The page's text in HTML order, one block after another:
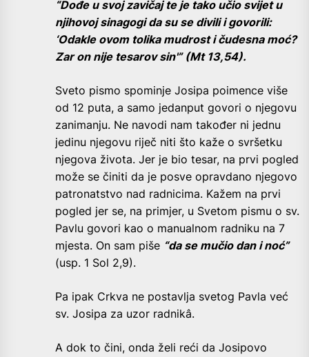
“Dođe u svoj zavičaj te je tako učio svijet u
njihovoj sinagogi da su se divili i govorili:
‘Odakle ovom tolika mudrost i čudesna moć?
Zar on nije tesarov sin'” (Mt 13,54).
Sveto pismo spominje Josipa poimence više
od 12 puta, a samo jedanput govori o njegovu
zanimanju. Ne navodi nam također ni jednu
jedinu njegovu riječ niti što kaže o svršetku
njegova života. Jer je bio tesar, na prvi pogled
može se činiti da je posve opravdano njegovo
patronatstvo nad radnicima. Kažem na prvi
pogled jer se, na primjer, u Svetom pismu o sv.
Pavlu govori kao o manualnom radniku na 7
mjesta. On sam piše “da se mučio dan i noć”
(usp. 1 Sol 2,9).
Pa ipak Crkva ne postavlja svetog Pavla već
sv. Josipa za uzor radnikâ.
A dok to čini, onda želi reći da Josipovo